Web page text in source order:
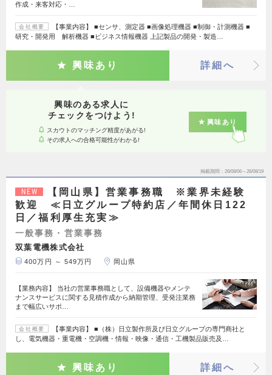
作成・来客対応・…
会社概要
【事業内容】 ■センサ、測定器 ■画像処理機器 ■制御・計測機器 ■
研究・開発用 解析機器 ■ビジネス情報機器 上記製品の開発・製造…
興味あり 詳細へ
興味のある求人に
チェックをつけよう!
スカウトのマッチング精度があがる!
その求人への合格可能性がわかる!
興味あり
掲載期間 26/08/06～26/08/19
NEW
【岡山県】営業事務職 ※業界未経験
歓迎 ≪日立グループ特約店／年間休日122
日／福利厚生充実≫
一般事務・営業事務
双葉電機株式会社
400万円 ～ 549万円 岡山県
【業務内容】 当社の営業事務職として、設備機器やメンテ
ナンスサービスに関する見積作成から納期管理、受発注業務
まで幅広いサポ…
会社概要
【事業内容】 ■（株）日立製作所及び日立グループの専門商社と
し、電気機器・重電機・空調機・情報・映像・通信・工機製品販売及…
興味あり 詳細へ